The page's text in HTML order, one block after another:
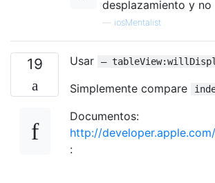
desplazamiento y
iosMentalist
19 Usar –
Simplemente compare
Documentos:
http://
: